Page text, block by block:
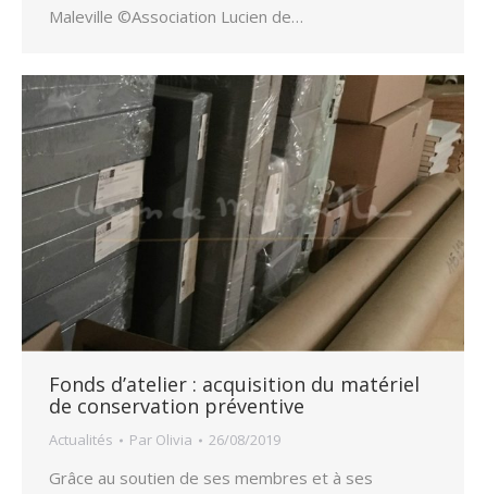
Maleville ©Association Lucien de…
Fonds d’atelier : acquisition du matériel
de conservation préventive
Actualités Par Olivia 26/08/2019
Grâce au soutien de ses membres et à ses